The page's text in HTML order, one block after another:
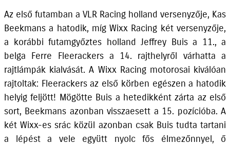
Az első futamban a VLR Racing holland versenyzője, Kas
Beekmans a hatodik, míg Wixx Racing két versenyzője,
a korábbi futamgyőztes holland Jeffrey Buis a 11., a
belga Ferre Fleerackers a 14. rajthelyről várhatta a
rajtlámpák kialvását. A Wixx Racing motorosai kiválóan
rajtoltak: Fleerackers az első körben egészen a hatodik
helyig feljött! Mögötte Buis a hetedikként zárta az első
sort, Beekmans azonban visszaesett a 15. pozícióba. A
két Wixx-es srác közül azonban csak Buis tudta tartani
a lépést a vele együtt nyolc fős élmezőnnyel, ő